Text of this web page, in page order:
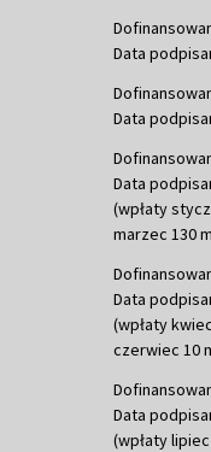
Data
Data
Data
(wpłaty
marzec 130
Data
(wpłaty
czerwiec 10
Data
(wpłaty